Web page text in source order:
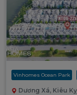
Vinhomes Ocean Park
Dương Xá, Kiêu